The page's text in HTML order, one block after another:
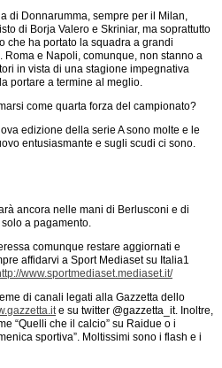
di Donnarumma, sempre per il Milan,
di Borja Valero e Skriniar, ma soprattutto
che ha portato la squadra a grandi
e Napoli, comunque, non stanno a
in vista di una stagione impegnativa
portare a termine al meglio.
come quarta forza del campionato?
edizione della serie A sono molte e le
entusiasmante e sugli scudi ci sono.
ancora nelle mani di Berlusconi e di
a pagamento.
comunque restare aggiornati e
affidarvi a Sport Mediaset su Italia1
www.sportmediaset.mediaset.it/
di canali legati alla Gazzetta dello
e su twitter @gazzetta_it. Inoltre,
“Quelli che il calcio” su Raidue o i
sportiva”. Moltissimi sono i flash e i